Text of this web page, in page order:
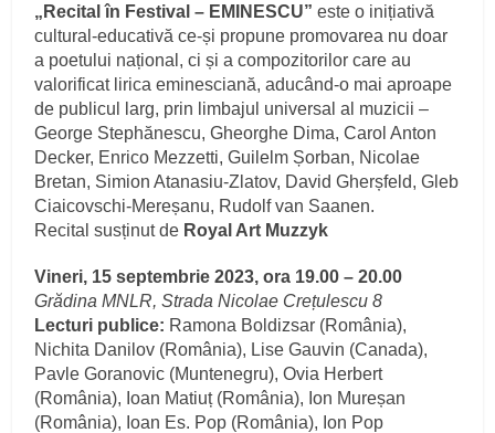
„Recital în Festival – EMINESCU” este o inițiativă
cultural-educativă ce-și propune promovarea nu doar
a poetului național, ci și a compozitorilor care au
valorificat lirica eminesciană, aducând-o mai aproape
de publicul larg, prin limbajul universal al muzicii –
George Stephănescu, Gheorghe Dima, Carol Anton
Decker, Enrico Mezzetti, Guilelm Șorban, Nicolae
Bretan, Simion Atanasiu-Zlatov, David Gherșfeld, Gleb
Ciaicovschi-Mereșanu, Rudolf van Saanen.
Recital susținut de Royal Art Muzzyk
Vineri, 15 septembrie 2023, ora 19.00 – 20.00
Grădina MNLR, Strada Nicolae Crețulescu 8
Lecturi publice: Ramona Boldizsar (România),
Nichita Danilov (România), Lise Gauvin (Canada),
Pavle Goranovic (Muntenegru), Ovia Herbert
(România), Ioan Matiuț (România), Ion Mureșan
(România), Ioan Es. Pop (România), Ion Pop